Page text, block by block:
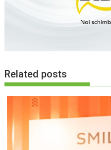
Related posts